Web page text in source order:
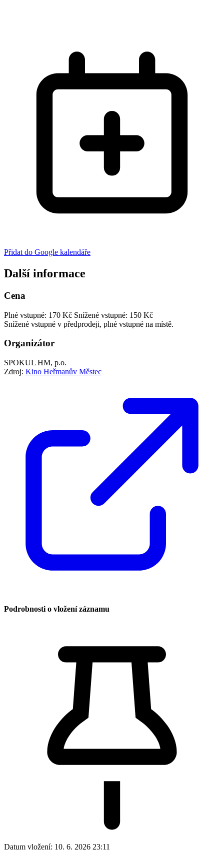
Přidat do Google kalendáře
Další informace
Cena
Plné vstupné: 170 Kč Snížené vstupné: 150 Kč
Snížené vstupné v předprodeji, plné vstupné na místě.
Organizátor
SPOKUL HM, p.o.
Zdroj: Kino Heřmanův Městec
Podrobnosti o vložení záznamu
Datum vložení: 10. 6. 2026 23:11